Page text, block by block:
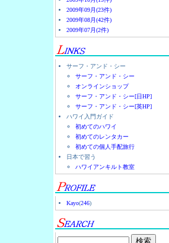
2009年09月(23件)
2009年08月(42件)
2009年07月(2件)
サーフ・アンド・シー
サーフ・アンド・シー
オンラインショップ
サーフ・アンド・シー[日HP]
サーフ・アンド・シー[英HP]
ハワイ入門ガイド
初めてのハワイ
初めてのレンタカー
初めての個人手配旅行
日本で習う
ハワイアンキルト教室
Kayo(246)